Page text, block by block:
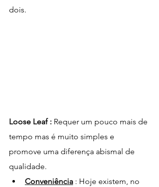
dois.
Loose Leaf : Requer um pouco mais de
tempo mas é muito simples e
promove uma diferença abismal de
qualidade.
Conveniência : Hoje existem, no